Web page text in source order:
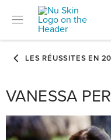
VANESSA